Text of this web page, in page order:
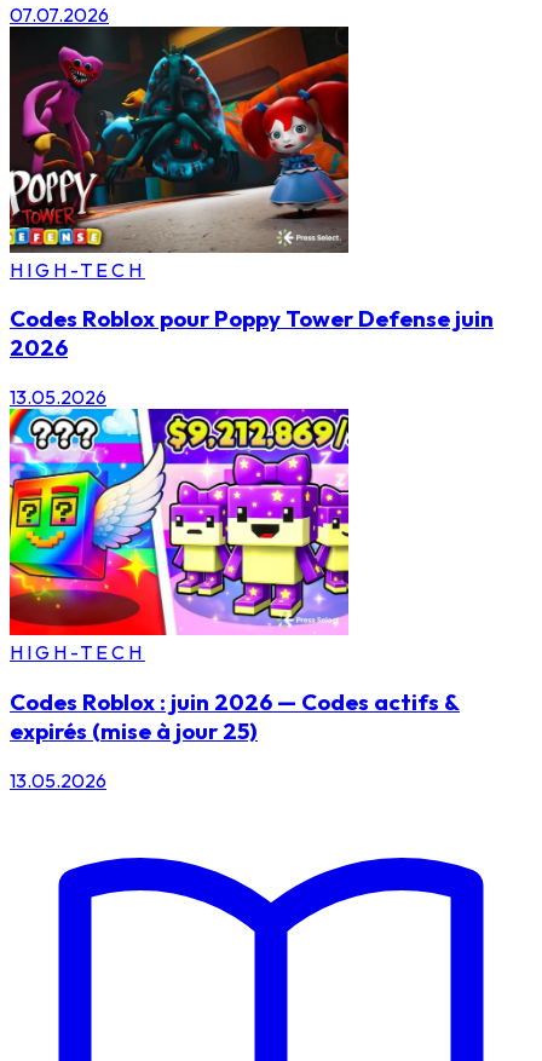
07.07.2026
HIGH-TECH
Codes Roblox pour Poppy Tower Defense juin
2026
13.05.2026
HIGH-TECH
Codes Roblox : juin 2026 — Codes actifs &
expirés (mise à jour 25)
13.05.2026